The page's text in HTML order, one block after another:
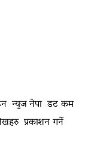
न्युज नेपा डट कम
प्रकाशन गर्ने